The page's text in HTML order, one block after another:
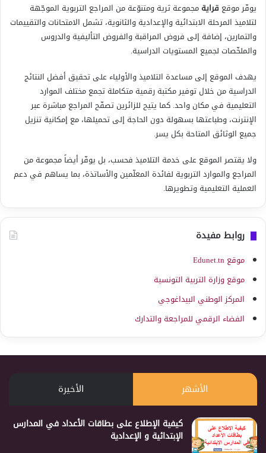
يوفّر موقع قرايةمجموعة ثرية ومتنوّعة من المراجع التربوية الموجّهة
لتلاميذ المرحلة الابتدائية والإعدادية والثانوية، تشمل الامتحانات والتقييمات
والتمارين، إضافة إلى فروض المراقبة والفروض التأليفية والدروس
والملخّصات لجميع المستويات الدراسية.
يهدف الموقع إلى مساعدة التلاميذ والأولياء على تحقيق أفضل النتائج
الدراسية من خلال توفير مكتبة رقمية متكاملة تجمع مختلف الموارد
التعليمية في مكان واحد. كما يتيح للزائرين تصفّح المراجع مباشرة عبر
الإنترنت، وطباعتها بسهولة دون الحاجة إلى تحميلها، مع إمكانية تنزيل
جميع الوثائق المتاحة بكل يسر.
ولا يقتصر الموقع على خدمة التلاميذ فحسب، بل يوفّر أيضاً مجموعة من
المراجع والموارد التربوية لفائدة المعلّمين والأساتذة، بما يساهم في دعم
العملية التعليمية وتطويرها.
روابط مفيدة
موقع Edunet.tn
موقع وزارة التربية التونسية
المركز الوطني البيداغوجي
الفضاء الرقمي للمراجعة والتدارك
الأشهر الأخيرة
كيفية الإطلاع على بطاقات الأعداد في المدارس
الإبتدائية و الإعدادية